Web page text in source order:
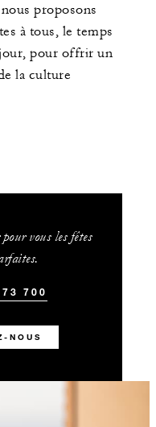
proposons
à tous, le temps
pour offrir un
la culture
vous les fêtes
700
NOUS